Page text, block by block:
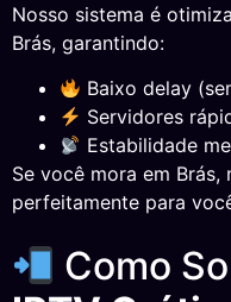
Nosso sistema é
Brás, garantindo:
Baixo delay
Servidores
Estabilidade
Se você mora em Brás,
perfeitamente para
Como